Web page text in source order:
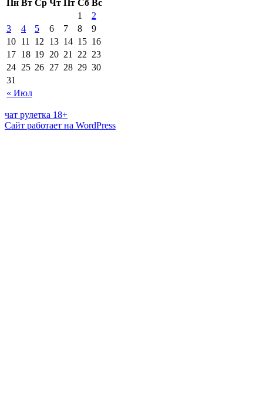
Пн Вт Ср Чт Пт Сб Вс
« Июл
1
2
3
4 5 6 7 8
9
10 11 12 13 14 15 16
17 18 19 20 21 22 23
24 25 26 27 28 29 30
31
чат рулетка 18+
Сайт работает на WordPress